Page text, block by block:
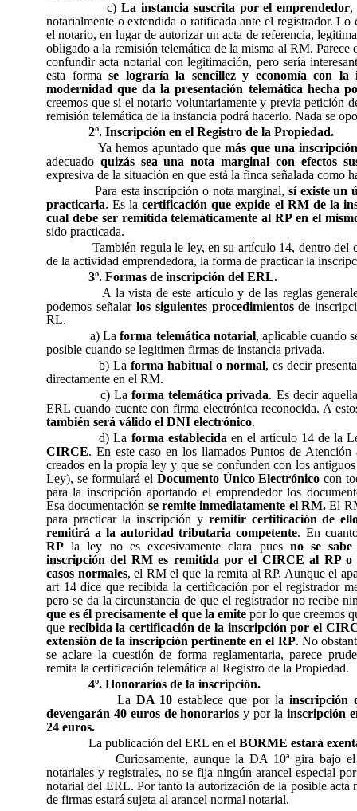
c) La instancia suscrita por el emprendedor,
notarialmente o extendida o ratificada ante el registrador. Lo
el notario, en lugar de autorizar un acta de referencia,
obligado a la remisión telemática de la misma al RM. Parece
confundir acta notarial con legitimación, pero sería
esta formase lograría la sencillez y economía con la
modernidad que da la presentación telemática hecha
creemos que si el notario voluntariamente y previa petición
remisión telemática de la instancia podrá hacerlo. Nada se
2º. Inscripción en el Registro de la Propiedad.
Ya hemos apuntado que más que una inscripción
adecuado quizás sea una nota marginal con efectos
expresiva de la situación en que está la finca señalada como
Para esta inscripción o nota marginal, sí existe un
practicarla. Es lacertificación que expide el RM de la
cual debe ser remitida telemáticamente al RP en el
sido practicada.
También regula le ley, en su artículo 14, dentro
de la actividad emprendedora, la forma de practicar la
3º. Formas de inscripción del ERL.
A la vista de este artículo y de las reglas
podemos señalar los siguientes procedimientosde
RL.
a) Laforma telemática notarial, aplicable cuando
posible cuando se legitimen firmas de instancia privada.
b) La forma habitual o normal, es decir
directamente en el RM.
c) Laforma telemática privada. Es decir
ERL cuando cuente con firma electrónica reconocida. A
también será válido el DNI electrónico.
d) La forma establecidaen el artículo 14 de la
CIRCE. En este caso en los llamados Puntos de
creados en la propia ley y que se confunden con los
Ley), se formulará el Documento Único Electrónico con
para la inscripción aportando el emprendedor los
Esa documentación se remite inmediatamente el RM. El
para practicar la inscripción y remitir certificación de
remitirá a la autoridad tributaria competente. En
RP la ley no es excesivamente clara pues no se
inscripción del RM es remitida por el CIRCE al RP o
casos normales, el RM el que la remita al RP. Aunque el
art 14 dice que recibida la certificación por el registrador
pero se da la circunstancia de que el registrador no recibe
que es él precisamente el que la emitepor lo que creemos
que recibida la certificación de la inscripción por el
extensión de la inscripción pertinente en el RP. No
se aclare la cuestión de forma reglamentaria, parece
remita la certificación telemática al Registro de la Propiedad.
4º. Honorarios de la inscripción.
La DA 10 establece que por lainscripción
devengarán 40 euros de honorarios y por la inscripción
24 euros.
La publicación del ERL en el BORME estará
Curiosamente, aunque la DA 10ª gira bajo
notariales y registrales, no se fija ningún arancel especial
notarial del ERL. Por tanto la autorización de la posible acta
de firmas estará sujeta al arancel normal notarial.